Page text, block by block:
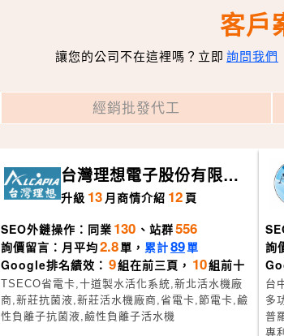
客戶
讓您的公司不在這裡嗎？立即 詢問我們
經銷批發代工
台灣理想電子股份有限公
司
升級 13 月商情介紹 12 頁
SEO外鏈操作：同業 130 、站群556
詢價留言：月平均2.8單， 累計89單
Google排名績效： 9組在前三頁， 10組前十
TSECO省電卡,十道製水活化系統,新北活水機廠
商,新莊抗菌液,新莊活水機廠商,省電卡,節電卡,鹼
性負離子抗菌液,鹼性負離子活水機
詢
台
多
普
專